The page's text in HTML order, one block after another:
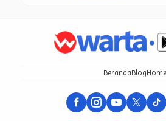
BerandaBlog